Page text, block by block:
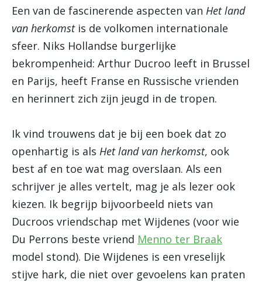
Een van de fascinerende aspecten van Het land
van herkomstis de volkomen internationale
sfeer. Niks Hollandse burgerlijke
bekrompenheid: Arthur Ducroo leeft in Brussel
en Parijs, heeft Franse en Russische vrienden
en herinnert zich zijn jeugd in de tropen.
Ik vind trouwens dat je bij een boek dat zo
openhartig is als Het land van herkomst, ook
best af en toe wat mag overslaan. Als een
schrijver je alles vertelt, mag je als lezer ook
kiezen. Ik begrijp bijvoorbeeld niets van
Ducroos vriendschap met Wijdenes (voor wie
Du Perrons beste vriend Menno ter Braak
model stond). Die Wijdenes is een vreselijk
stijve hark, die niet over gevoelens kan praten